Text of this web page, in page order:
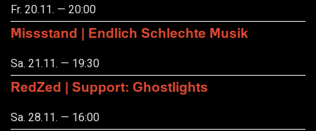
Fr. 20.11. — 20:00
Missstand | Endlich Schlechte Musik
Sa. 21.11. — 19:30
RedZed | Support: Ghostlights
Sa. 28.11. — 16:00